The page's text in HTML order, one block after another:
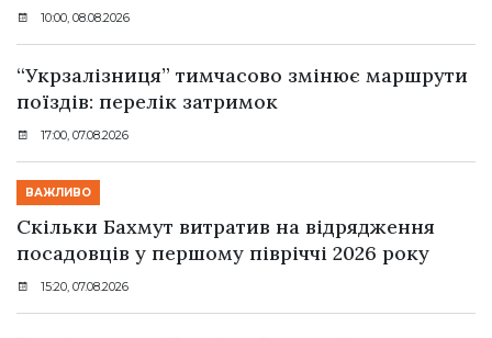
10:00, 08.08.2026
“Укрзалізниця” тимчасово змінює маршрути
поїздів: перелік затримок
17:00, 07.08.2026
ВАЖЛИВО
Скільки Бахмут витратив на відрядження
посадовців у першому півріччі 2026 року
15:20, 07.08.2026